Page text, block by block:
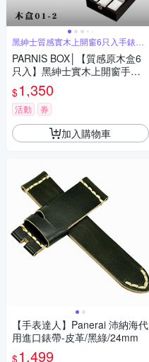
黑紳士質感實木上開窗6只入手錶收
藏盒
PARNIS BOX│【質感原木盒6
只入】黑紳士實木上開窗手錶
收藏盒(木盒01-2)
$1,350
活動 券
加入購物車
【手表達人】Panerai 沛納海代
用進口錶帶-皮革/黑綠/24mm
$1,499